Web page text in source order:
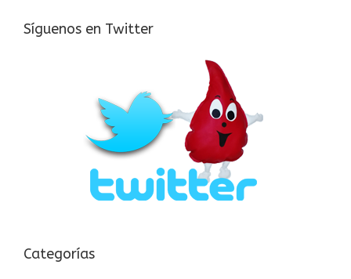
Síguenos en Twitter
Categorías